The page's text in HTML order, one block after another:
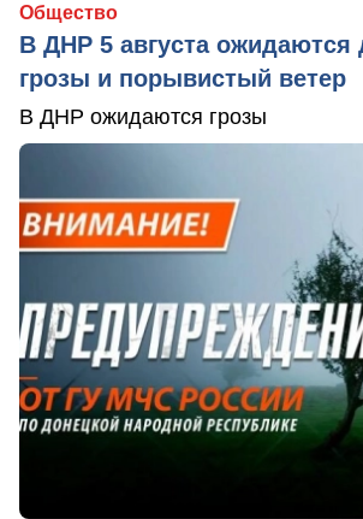
Общество
В ДНР 5 августа ожидаются
грозы и порывистый ветер
В ДНР ожидаются грозы